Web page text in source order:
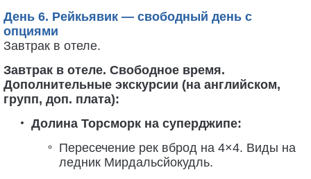
День 6. Рейкьявик — свободный день с
опциями
Завтрак в отеле.
Завтрак в отеле. Свободное время.
Дополнительные экскурсии (на английском,
групп, доп. плата):
Долина Торсморк на суперджипе:
Пересечение рек вброд на 4×4. Виды на
ледник Мирдальсйокудль.